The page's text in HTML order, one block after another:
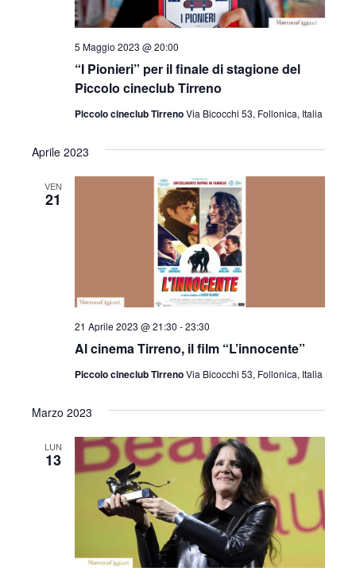
“I Pionieri” per il finale di stagione del
Piccolo cineclub Tirreno
5 Maggio 2023 @ 20:00
Piccolo cineclub TirrenoVia Bicocchi 53, Follonica, Italia
Aprile 2023
VEN
21
Al cinema Tirreno, il film “L’innocente”
21 Aprile 2023 @ 21:30 -23:30
Piccolo cineclub TirrenoVia Bicocchi 53, Follonica, Italia
Marzo 2023
LUN
13